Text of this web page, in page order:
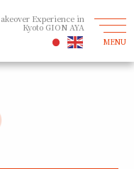
Experience in
Kyoto GION AYA
MENU